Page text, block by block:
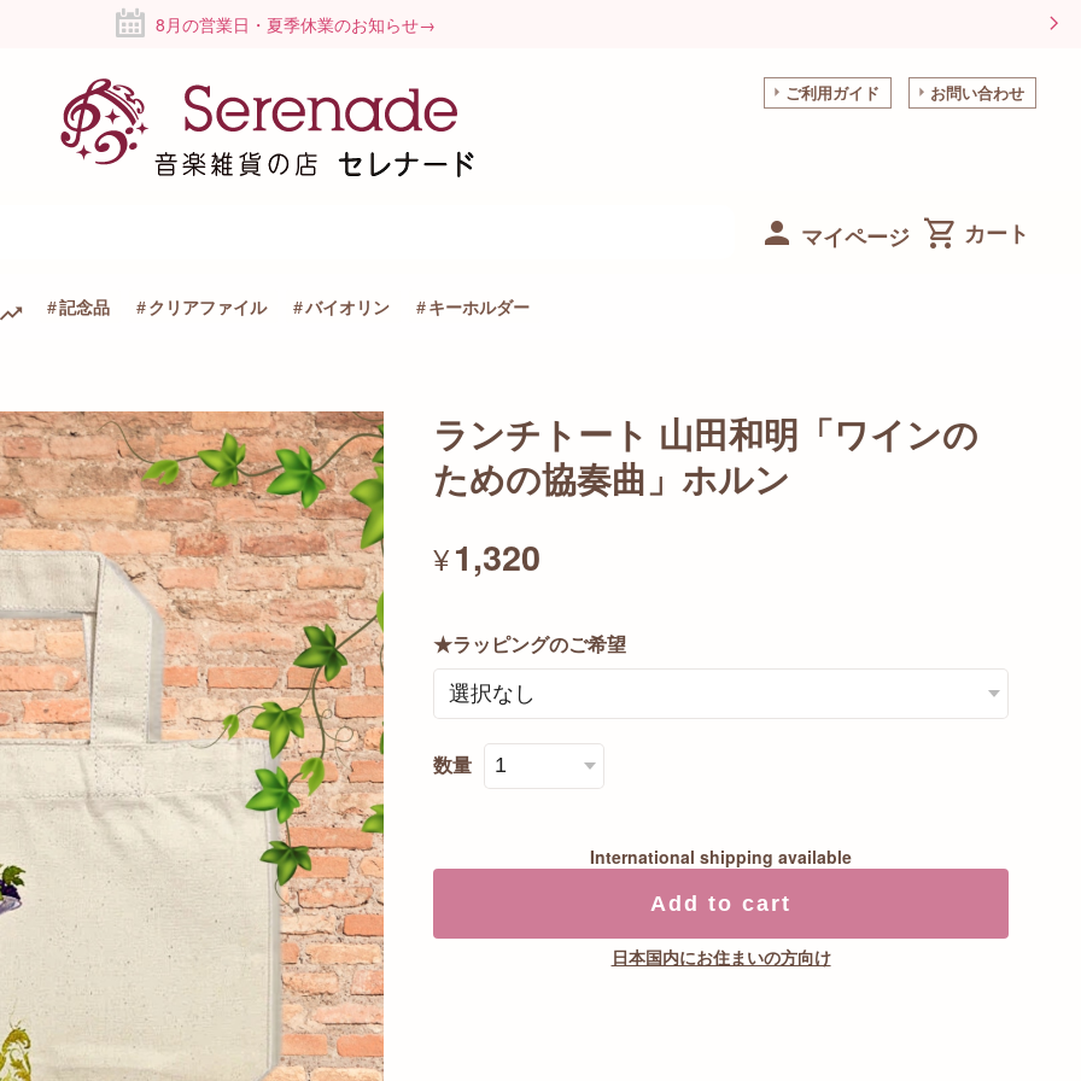
8月の営業日・夏季休業のお知らせ→
ご利用ガイド お問い合わせ
マイページ
記念品 クリアファイル バイオリン キーホルダー
ランチトート 山田和明「ワインの
ための協奏曲」ホルン
¥1,320
★ラッピングのご希望
数量
International shipping available
Add to cart
日本国内にお住まいの方向け